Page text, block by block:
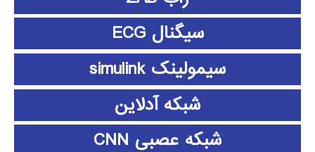
سیگنال ECG
سیمولینک simulink
شبکه آدلاین
شبکه عصبی CNN